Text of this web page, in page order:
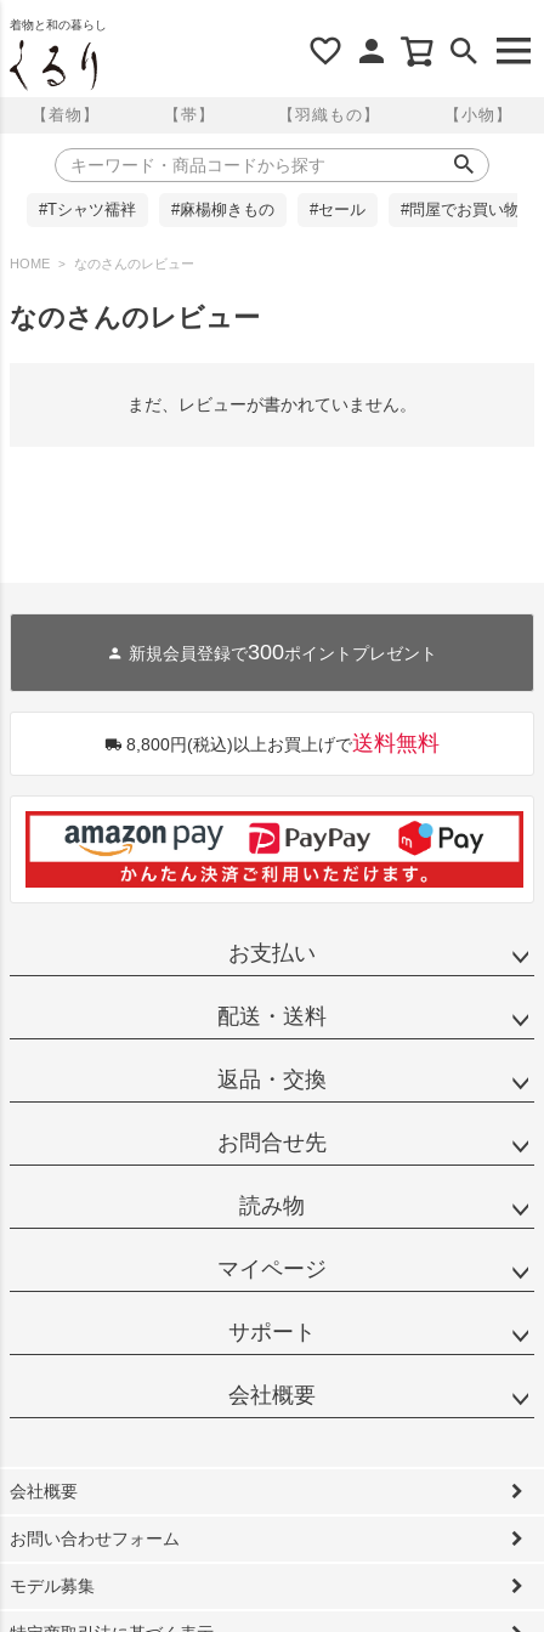
着物と和の暮らし
【着物】 【帯】 【羽織もの】 【小物】
#Tシャツ襦袢 #麻楊柳きもの #セール #問屋でお買い物
HOME なのさんのレビュー
なのさんのレビュー
まだ、レビューが書かれていません。
新規会員登録で300ポイントプレゼント
8,800円(税込)以上お買上げで送料無料
お支払い
配送・送料
返品・交換
お問合せ先
読み物
マイページ
サポート
会社概要
会社概要
お問い合わせフォーム
モデル募集